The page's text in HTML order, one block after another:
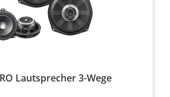
Lautsprecher 3-Wege